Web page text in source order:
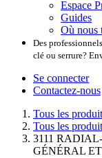
Espace
Guides
Où nous
Des
clé ou serrure?
Se connecter
Contactez-nous
Tous les
Tous les
3111
GÉNÉRAL